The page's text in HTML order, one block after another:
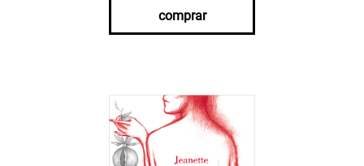
comprar